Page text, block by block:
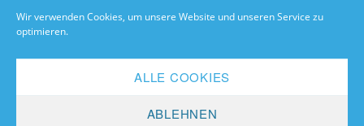
Wir verwenden Cookies, um unsere Website und unseren Service zu
optimieren.
ALLE COOKIES
ABLEHNEN
dem neuen Gemeinwesen verbunden? Und in
welchem Maße entsprach die Rückkehr zugleich
der Einwanderung in eine sozialistische Utopie, die
als Reaktion auf die Gräuel der Vergangenheit